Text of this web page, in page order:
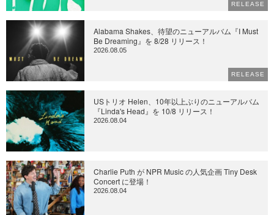
RELEASE
Alabama Shakes、待望のニューアルバム『I Must
Be Dreaming』を 8/28 リリース！
2026.08.05
RELEASE
USトリオ Helen、10年以上ぶりのニューアルバム
『Linda's Head』を 10/8 リリース！
2026.08.04
Charlie Puth が NPR Music の人気企画 Tiny Desk
Concert に登場！
2026.08.04